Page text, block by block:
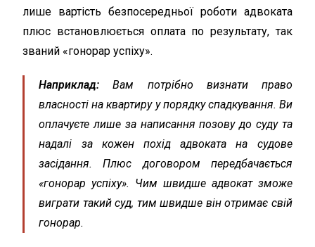
лише вартість безпосередньої роботи адвоката
плюс встановлюється оплата по результату, так
званий «гонорар успіху».
Наприклад: Вам потрібно визнати право
власності на квартиру у порядку спадкування. Ви
оплачуєте лише за написання позову до суду та
надалі за кожен похід адвоката на судове
засідання. Плюс договором передбачається
«гонорар успіху». Чим швидше адвокат зможе
виграти такий суд, тим швидше він отримає свій
гонорар.